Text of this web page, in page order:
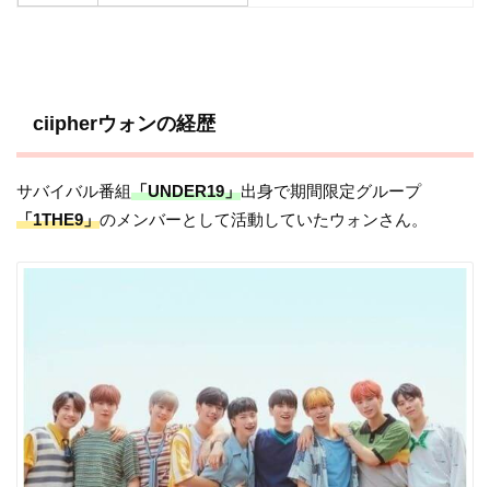
ciipherウォンの経歴
サバイバル番組「UNDER19」出身で期間限定グループ
「1THE9」のメンバーとして活動していたウォンさん。